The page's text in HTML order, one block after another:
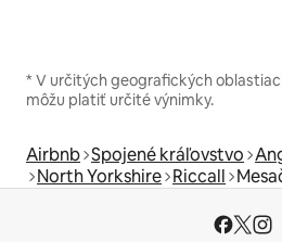
* V určitých geografických
môžu platiť určité výnimky.
Airbnb Spojené kráľovstvo
North Yorkshire Riccall